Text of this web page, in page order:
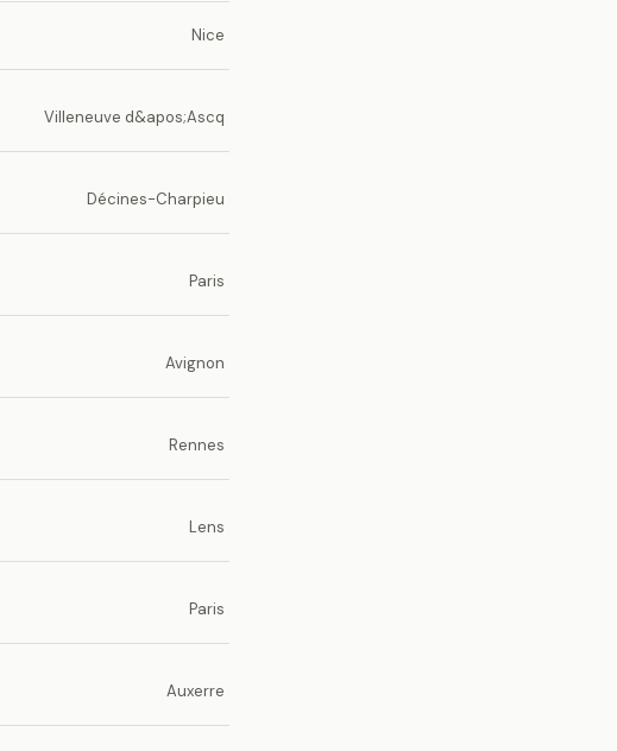
Nice
Villeneuve d&apos;Ascq
Décines-Charpieu
Paris
Avignon
Rennes
Lens
Paris
Auxerre